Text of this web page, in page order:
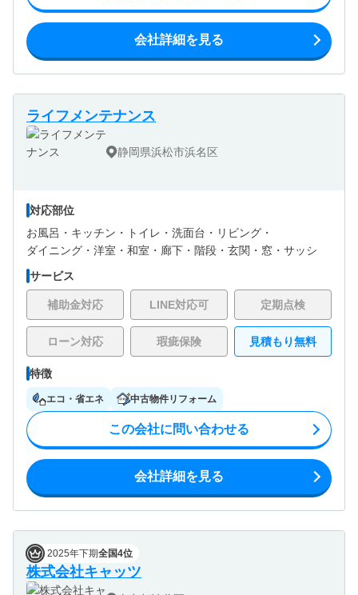
会社詳細を見る
ライフメンテナンス
静岡県浜松市浜名区
対応部位
お風呂・ キッチン・ トイレ・ 洗面台・ リビング・
ダイニング・ 洋室・ 和室・ 廊下・ 階段・ 玄関・ 窓・サッシ
サービス
補助金対応 LINE対応可 定期点検
ローン対応 瑕疵保険 見積もり無料
特徴
エコ・省エネ 中古物件リフォーム
この会社に問い合わせる
会社詳細を見る
2025年下期全国4位
株式会社キャッツ